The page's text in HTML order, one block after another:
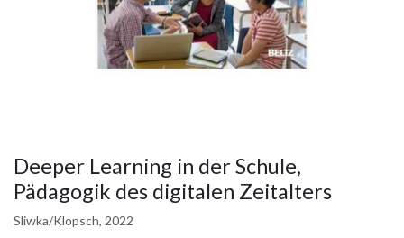
Deeper Learning in der Schule,
Pädagogik des digitalen Zeitalters
Sliwka/Klopsch, 2022